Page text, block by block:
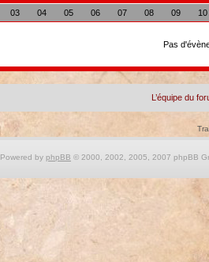
03 04 05 06 07 08 09 10
Pas
L’équipe du
Powered by phpBB © 2000, 2002, 2005, 2007 phpBB